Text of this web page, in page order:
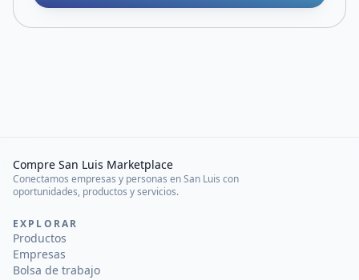
Compre San Luis Marketplace
Conectamos empresas y personas en San Luis con
oportunidades, productos y servicios.
EXPLORAR
Productos
Empresas
Bolsa de trabajo